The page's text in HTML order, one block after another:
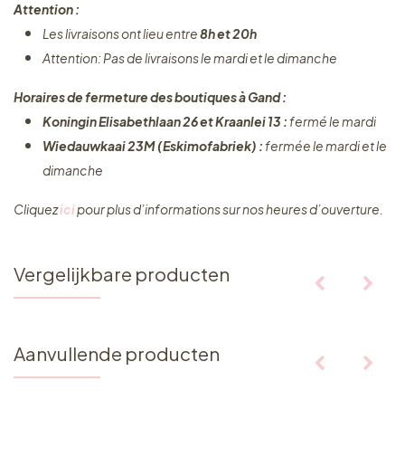
Attention :
Les livraisons ont lieu entre8h et 20h
Attention: Pas de livraisons le mardi et le dimanche
Horaires de fermeture des boutiques à Gand :
Koningin Elisabethlaan 26 et Kraanlei 13 :fermé le mardi
Wiedauwkaai 23M (Eskimofabriek) :fermée le mardi et le
dimanche
Cliquez ​icipour plus d’informations sur nos heures d’ouverture.
Vergelijkbare producten
Aanvullende producten